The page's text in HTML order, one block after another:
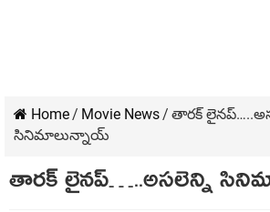
Home/ Movie News/ తారక్
సినిమాలున్నాయ్
తారక్ లైనప్…..అసలెన్ని